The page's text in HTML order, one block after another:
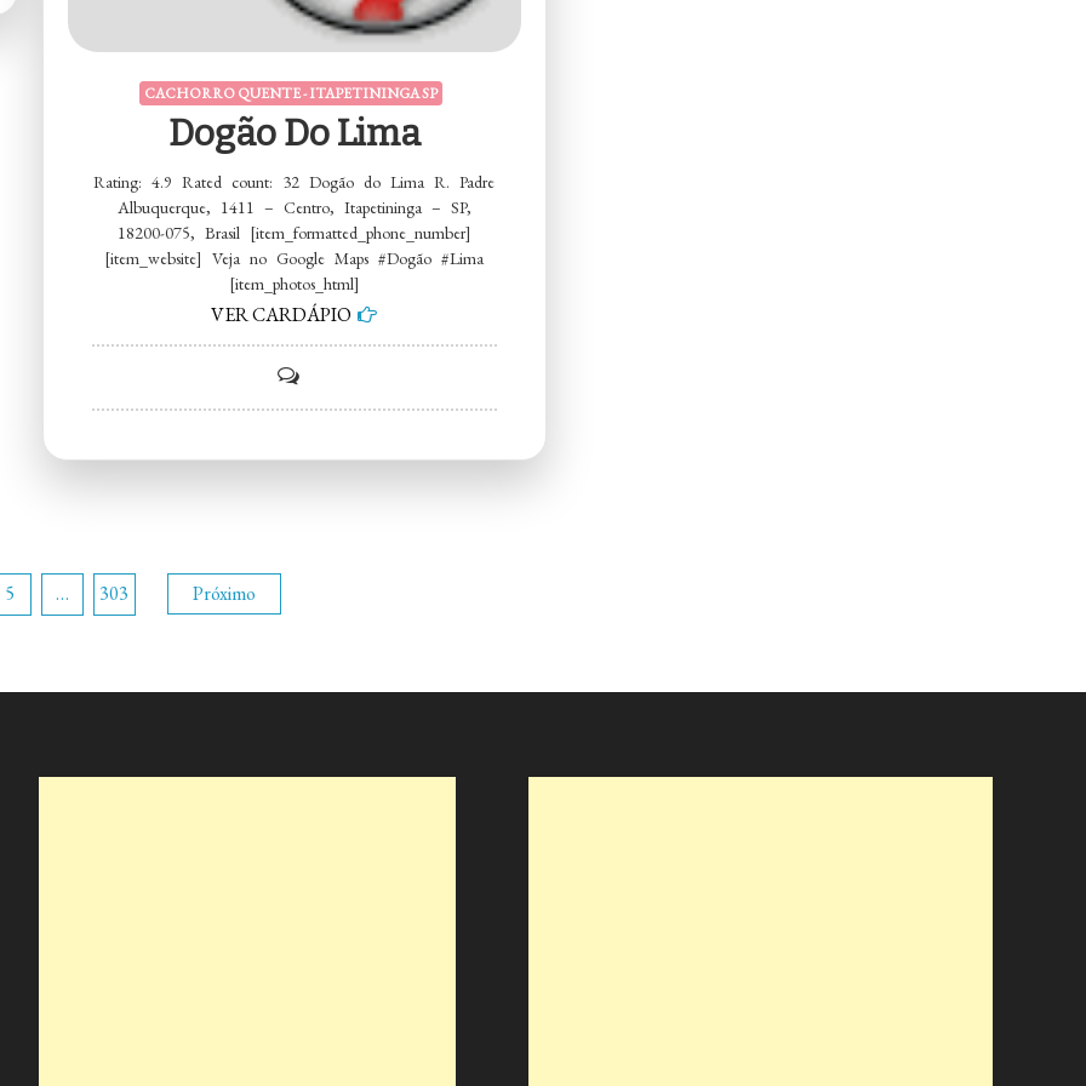
CACHORRO QUENTE - ITAPETININGA SP
Dogão Do Lima
Rating: 4.9 Rated count: 32 Dogão do Lima R. Padre
Albuquerque, 1411 – Centro, Itapetininga – SP,
18200-075, Brasil [item_formatted_phone_number]
[item_website] Veja no Google Maps #Dogão #Lima
[item_photos_html]
VER CARDÁPIO
Dogão
5 … 303 Próximo